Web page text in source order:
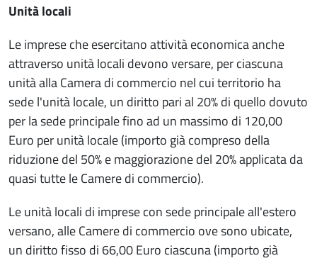
Unità locali
Le imprese che esercitano attività economica anche
attraverso unità locali devono versare, per ciascuna
unità alla Camera di commercio nel cui territorio ha
sede l'unità locale, un diritto pari al 20% di quello dovuto
per la sede principale fino ad un massimo di 120,00
Euro per unità locale (importo già compreso della
riduzione del 50% e maggiorazione del 20% applicata da
quasi tutte le Camere di commercio).
Le unità locali di imprese con sede principale all'estero
versano, alle Camere di commercio ove sono ubicate,
un diritto fisso di 66,00 Euro ciascuna (importo già